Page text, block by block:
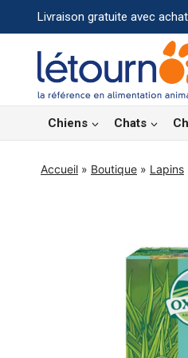
au
contenu
Livraison gratuite avec
Chiens Chats
Accueil » Boutique » Lapins